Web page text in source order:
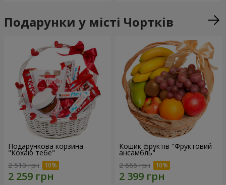
Подарунки у місті Чортків
Подарункова корзина
"Кохаю тебе"
2 510 грн
Кошик фруктів "Фруктовий
ансамбль"
2 666 грн